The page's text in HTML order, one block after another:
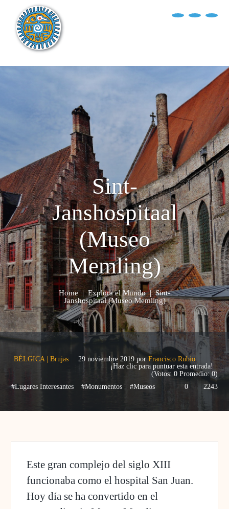
replica rolex air king watches
EXPLORA EL MUNDO
DESTINOS
ARTÍCULOS
ENTREVISTAS
¿QUIÉN SOY?
Sint-
Janshospitaal
(Museo
Memling)
Home | Explora el Mundo |Sint-
Janshospitaal (Museo Memling)
BÉLGICA|Brujas 29 noviembre 2019 porFrancisco Rubio
¡Haz clic para puntuar esta entrada!
(Votos: 0Promedio: 0)
#Lugares Interesantes
#Monumentos #Museos 2243
0
Este gran complejo del siglo XIII
funcionaba como el hospital San Juan.
Hoy día se ha convertido en el